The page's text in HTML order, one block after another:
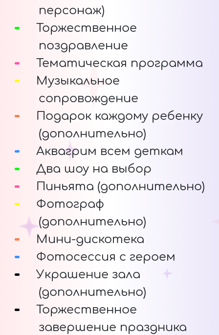
персонаж)
Торжественное
поздравление
Тематическая программа
Музыкальное
сопровождение
Подарок каждому ребенку
(дополнительно)
Аквагрим всем деткам
Два шоу на выбор
Пиньята (дополнительно)
Фотограф
(дополнительно)
Мини-дискотека
Фотосессия с героем
Украшение зала
(дополнительно)
Торжественное
завершение праздника